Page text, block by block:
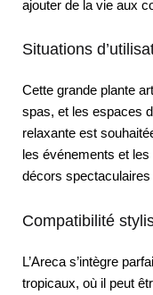
ajouter de la vie aux
Situations
Cette grande plante
spas, et les espaces
relaxante est
les événements et
décors
Compatibilité
L’Areca s’intègre
tropicaux, où il peut